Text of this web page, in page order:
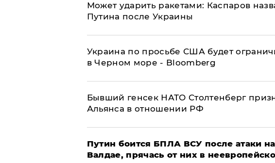
Может ударить ракетами: Каспаров
Путина после Украины
Украина по просьбе США будет
в Черном море - Bloomberg
Бывший генсек НАТО Столтенберг
Альянса в отношении РФ
Путин боится БПЛА ВСУ после атаки
Валдае, прячась от них в